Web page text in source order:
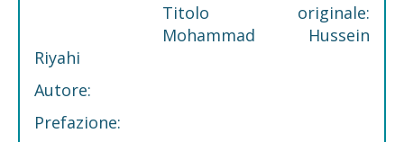
Titolo originale:
Mohammad Hussein
Riyahi
Autore:
Prefazione: